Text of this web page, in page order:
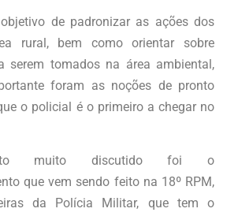
de padronizar as ações dos
rural, bem como orientar sobre
serem tomados na área ambiental,
foram as noções de pronto
o policial é o primeiro a chegar no
muito discutido foi o
que vem sendo feito na 18º RPM,
da Polícia Militar, que tem o